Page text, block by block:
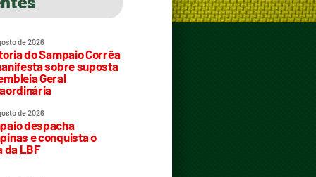
de 2026
do Sampaio Corrêa
sobre suposta
Geral
de 2026
despacha
e conquista o
da LBF